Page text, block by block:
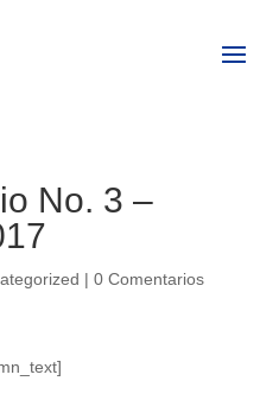
No. 3 –
| 0 Comentarios